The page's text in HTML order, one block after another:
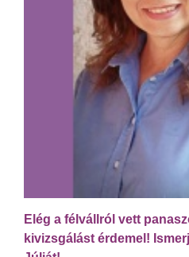
Elég a félvállról vett
kivizsgálást érdemel!